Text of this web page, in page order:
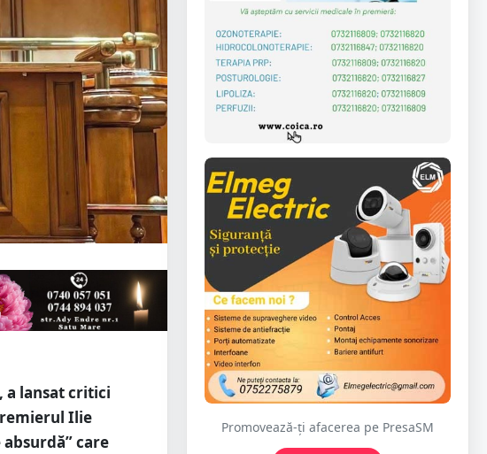
a lansat critici
Ilie
care
Promovează-ți afacerea pe PresaSM